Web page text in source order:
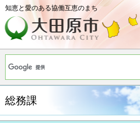
知恵と愛のある協働互恵のまち
総務課